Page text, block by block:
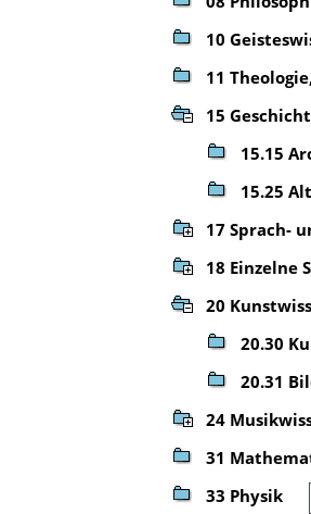
10
11
15
15.15
15.25
17 Sprach-
18 Einzelne
20
20.30
20.31
24
31
33 Physik